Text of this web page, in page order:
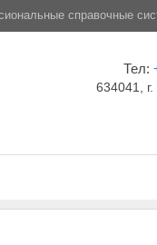
справочные
Тел:
634041,